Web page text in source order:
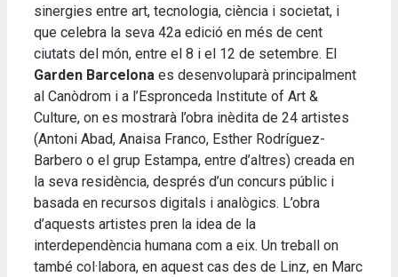
sinergies entre art, tecnologia, ciència i societat, i
que celebra la seva 42a edició en més de cent
ciutats del món, entre el 8 i el 12 de setembre. El
Garden Barcelona es desenvoluparà principalment
al Canòdrom i a l’Espronceda Institute of Art &
Culture, on es mostrarà l’obra inèdita de 24 artistes
(Antoni Abad, Anaisa Franco, Esther Rodríguez-
Barbero o el grup Estampa, entre d’altres) creada en
la seva residència, després d’un concurs públic i
basada en recursos digitals i analògics. L’obra
d’aquests artistes pren la idea de la
interdependència humana com a eix. Un treball on
també col·labora, en aquest cas des de Linz, en Marc